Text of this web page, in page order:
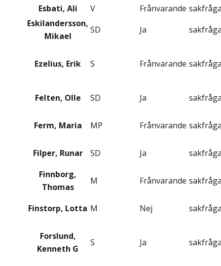
Esbati, Ali
V Frånvarande
Eskilandersson,
Mikael
SD Ja
Ezelius, Erik S Frånvarande
Felten, Olle SD Ja
Ferm, Maria MP Frånvarande
Filper, Runar SD Ja
Finnborg,
Thomas
M Frånvarande
Finstorp, Lotta M Nej
Forslund,
Kenneth G
S Ja